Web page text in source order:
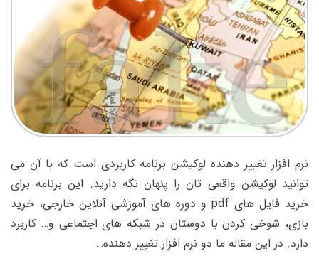
نرم افزار تغییر دهنده لوکیشن برنامه کاربردی است که با آن می
توانید لوکیشن واقعی تان را پنهان نگه دارید. این برنامه برای
خرید فایل های pdf و دوره های آموزشی آنلاین خارجی، خرید
بازی، شوخی کردن با دوستان در شبکه های اجتماعی و… کاربرد
دارد. در این مقاله ما دو نرم افزار تغییر دهنده…